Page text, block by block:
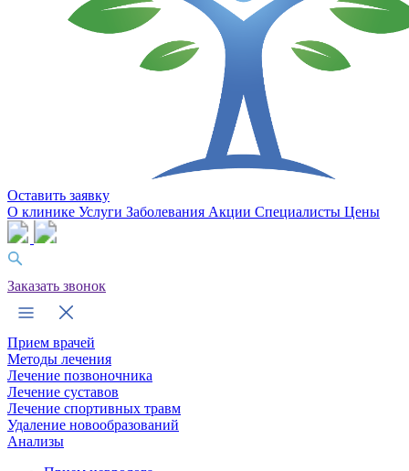
Оставить заявку
О клинике Услуги Заболевания Акции Специалисты Цены
Заказать звонок
Прием врачей
Методы лечения
Лечение позвоночника
Лечение суставов
Лечение спортивных травм
Удаление новообразований
Анализы